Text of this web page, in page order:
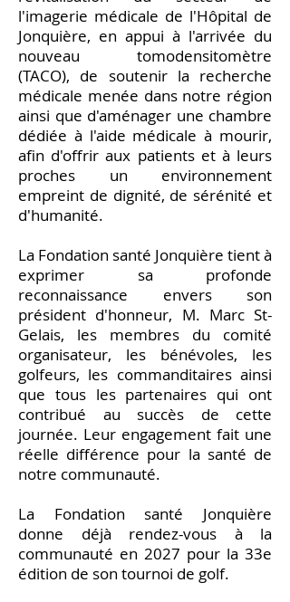
l'imagerie médicale de l'Hôpital de
Jonquière, en appui à l'arrivée du
nouveau tomodensitomètre
(TACO), de soutenir la recherche
médicale menée dans notre région
ainsi que d'aménager une chambre
dédiée à l'aide médicale à mourir,
afin d'offrir aux patients et à leurs
proches un environnement
empreint de dignité, de sérénité et
d'humanité.
La Fondation santé Jonquière tient à
exprimer sa profonde
reconnaissance envers son
président d'honneur, M. Marc St-
Gelais, les membres du comité
organisateur, les bénévoles, les
golfeurs, les commanditaires ainsi
que tous les partenaires qui ont
contribué au succès de cette
journée. Leur engagement fait une
réelle différence pour la santé de
notre communauté.
La Fondation santé Jonquière
donne déjà rendez-vous à la
communauté en 2027 pour la 33e
édition de son tournoi de golf.